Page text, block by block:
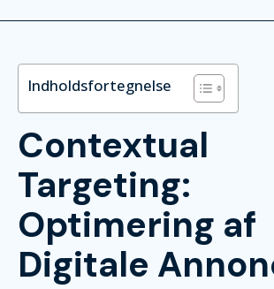
Indholdsfortegnelse
Contextual
Targeting:
Optimering af
Digitale